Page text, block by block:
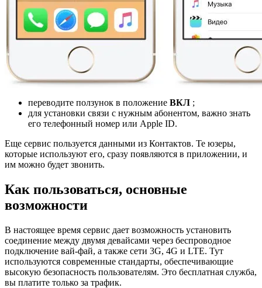
переводите ползунок в положение ВКЛ ;
для установки связи с нужным абонентом, важно знать
его телефонный номер или Apple ID.
Еще сервис пользуется данными из Контактов. Те юзеры,
которые используют его, сразу появляются в приложении, и
им можно будет звонить.
Как пользоваться, основные
возможности
В настоящее время сервис дает возможность установить
соединение между двумя девайсами через беспроводное
подключение вай-фай, а также сети 3G, 4G и LTE. Тут
используются современные стандарты, обеспечивающие
высокую безопасность пользователям. Это бесплатная служба,
вы платите только за трафик.